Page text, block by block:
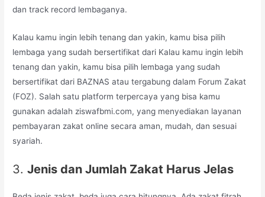
dan track record lembaganya.
Kalau kamu ingin lebih tenang dan yakin, kamu bisa pilih
lembaga yang sudah bersertifikat dari Kalau kamu ingin lebih
tenang dan yakin, kamu bisa pilih lembaga yang sudah
bersertifikat dari BAZNAS atau tergabung dalam Forum Zakat
(FOZ). Salah satu platform terpercaya yang bisa kamu
gunakan adalah ziswafbmi.com, yang menyediakan layanan
pembayaran zakat online secara aman, mudah, dan sesuai
syariah.
3.Jenis dan Jumlah Zakat Harus Jelas